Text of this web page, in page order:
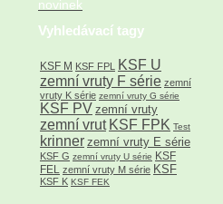
Vyhledávací tagy
KSF M KSF FPL
KSF U
zemní vruty F série zemní
vruty K série zemní vruty G série
KSF PV zemní vruty
zemní vrut KSF FPK Test
krinner zemní vruty E série
KSF G zemní vruty U série KSF
FEL zemní vruty M série KSF
KSF K KSF FEK